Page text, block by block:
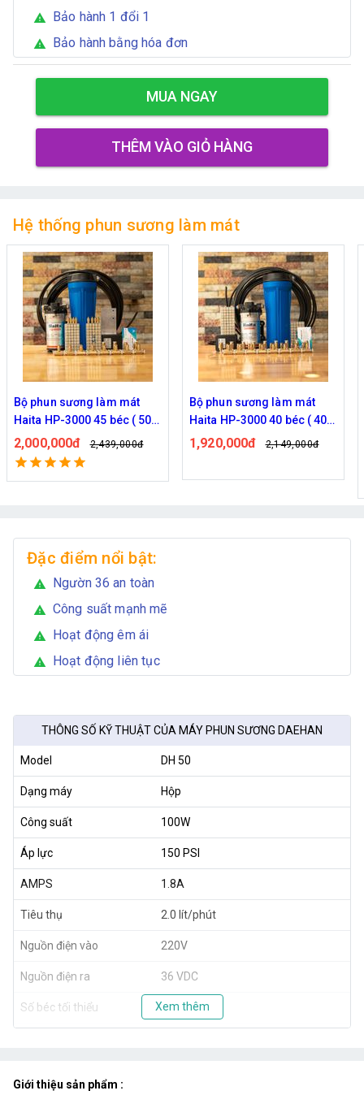
warning Bảo hành 1 đổi 1
warning Bảo hành bằng hóa đơn
MUA NGAY
THÊM VÀO GIỎ HÀNG
Hệ thống phun sương làm mát
Bộ phun sương làm mát
Haita HP-3000 45 béc ( 50M
dây )
2,000,000đ 2,439,000đ
Bộ phun sương làm mát
Haita HP-3000 40 béc ( 40M
dây )
1,920,000đ 2,149,000đ
Đặc điểm nổi bật:
warning Ngườn 36 an toàn
warning Công suất mạnh mẽ
warning Hoạt động êm ái
warning Hoạt động liên tục
THÔNG SỐ KỸ THUẬT CỦA MÁY PHUN SƯƠNG DAEHAN
Model DH 50
Dạng máy Hộp
Công suất 100W
Áp lực 150 PSI
AMPS 1.8A
Tiêu thụ 2.0 lít/phút
Nguồn điện vào 220V
Nguồn điện ra 36 VDC
Số béc tối thiểu 30 béc
Xem thêm
Giới thiệu sản phẩm :